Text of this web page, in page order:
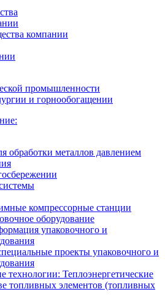
компании
промышленности
и горнообогащении
обработки металлов давлением
компрессорные станции
оборудование
упаковочного и
проекты упаковочного и
технологии: Теплоэнергетические
топливных элементов (топливных